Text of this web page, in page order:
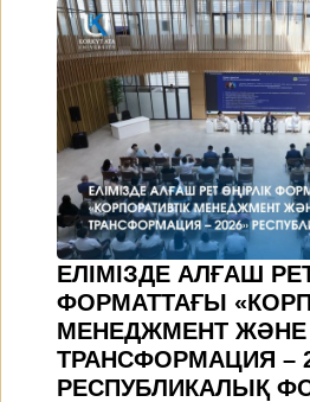
ЕЛІМІЗДЕ АЛҒАШ
ФОРМАТТАҒЫ
МЕНЕДЖМЕНТ
ТРАНСФОРМАЦИЯ –
РЕСПУБЛИКАЛЫҚ